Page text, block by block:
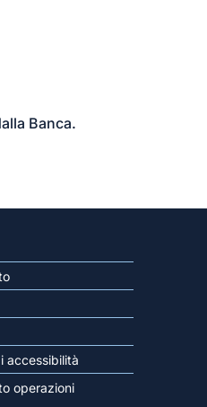
Banca.
accessibilità
operazioni